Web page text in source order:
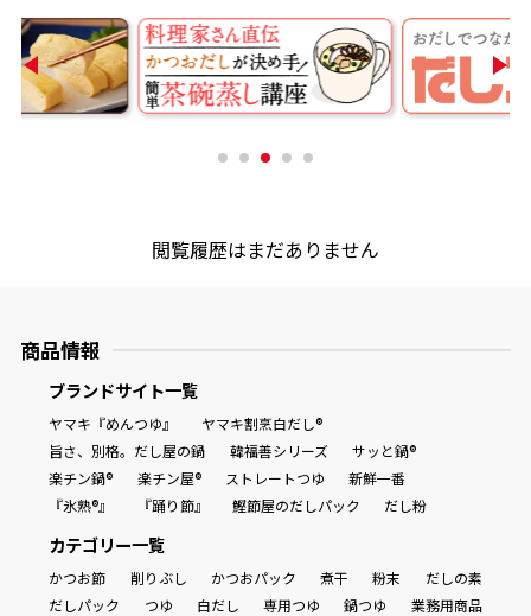
おすすめサイト
閲覧履歴はまだありません
商品情報
ブランドサイト一覧
ヤマキ『めんつゆ』
ヤマキ割烹白だし®
旨さ、別格。だし屋の鍋
韓福善シリーズ
サッと鍋®
楽チン鍋®
楽チン屋® ストレートつゆ
新鮮一番
『氷熟®』
『踊り節』 鰹節屋のだしパック だし粉
カテゴリー一覧
かつお節 削りぶし かつおパック 煮干 粉末
だしの素
だしパック
つゆ 白だし 専用つゆ 鍋つゆ 業務用商品